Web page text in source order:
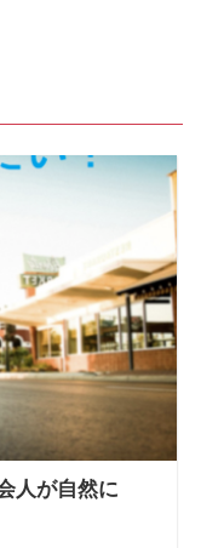
人が自然に